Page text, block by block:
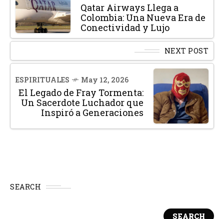
Qatar Airways Llega a
Colombia: Una Nueva Era de
Conectividad y Lujo
NEXT POST
ESPIRITUALES May 12, 2026
El Legado de Fray Tormenta:
Un Sacerdote Luchador que
Inspiró a Generaciones
SEARCH
SEARCH